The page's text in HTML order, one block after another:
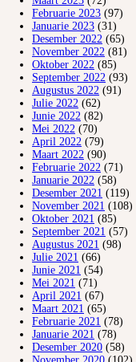
Februarie 2023 (97)
Januarie 2023 (31)
Desember 2022 (65)
November 2022 (81)
Oktober 2022 (85)
September 2022 (93)
Augustus 2022 (91)
Julie 2022 (62)
Junie 2022 (82)
Mei 2022 (70)
April 2022 (79)
Maart 2022 (90)
Februarie 2022 (71)
Januarie 2022 (58)
Desember 2021 (119)
November 2021 (108)
Oktober 2021 (85)
September 2021 (57)
Augustus 2021 (98)
Julie 2021 (66)
Junie 2021 (54)
Mei 2021 (71)
April 2021 (67)
Maart 2021 (65)
Februarie 2021 (78)
Januarie 2021 (78)
Desember 2020 (58)